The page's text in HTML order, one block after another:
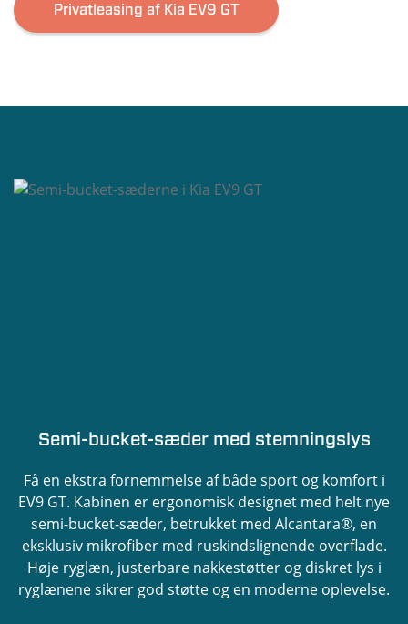
Privatleasing af Kia EV9 GT
Semi-bucket-sæder med stemningslys
Få en ekstra fornemmelse af både sport og komfort i
EV9 GT. Kabinen er ergonomisk designet med helt nye
semi-bucket-sæder, betrukket med Alcantara®, en
eksklusiv mikrofiber med ruskindslignende overflade.
Høje ryglæn, justerbare nakkestøtter og diskret lys i
ryglænene sikrer god støtte og en moderne oplevelse.